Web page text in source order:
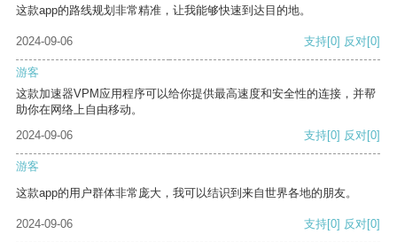
这款app的路线规划非常精准，让我能够快速到达目的地。
2024-09-06 支持[0] 反对[0]
游客
这款加速器VPM应用程序可以给你提供最高速度和安全性的连接，并帮
助你在网络上自由移动。
2024-09-06
支持[0] 反对[0]
游客
这款app的用户群体非常庞大，我可以结识到来自世界各地的朋友。
2024-09-06 支持[0] 反对[0]